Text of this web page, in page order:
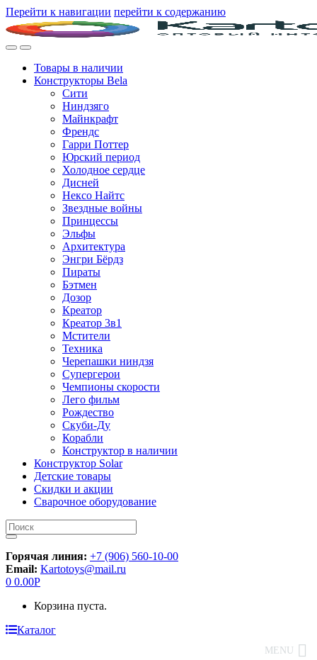
Перейти к навигации перейти к содержанию
Товары в наличии
Конструкторы Bela
Сити
Ниндзяго
Майнкрафт
Френдс
Гарри Поттер
Юрский период
Холодное сердце
Дисней
Нексо Найтс
Звездные войны
Принцессы
Эльфы
Архитектура
Энгри Бёрдз
Пираты
Бэтмен
Дозор
Креатор
Креатор 3в1
Мстители
Техника
Черепашки ниндзя
Супергерои
Чемпионы скорости
Лего фильм
Рождество
Скуби-Ду
Корабли
Конструктор в наличии
Конструктор Solar
Детские товары
Скидки и акции
Сварочное оборудование
Искать:
Горячая линия: +7 (906) 560-10-00
Email: Kartotoys@mail.ru
0 0.00Р
Корзина пуста.
Каталог
MENU